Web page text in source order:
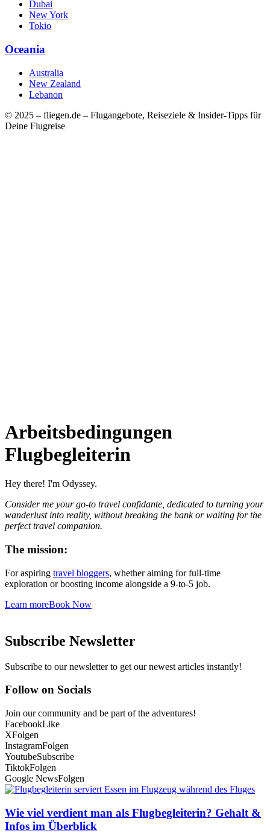
Dubai
New York
Tokio
Oceania
Australia
New Zealand
Lebanon
© 2025 – fliegen.de – Flugangebote, Reiseziele & Insider-Tipps für
Deine Flugreise
Arbeitsbedingungen
Flugbegleiterin
Hey there! I'm Odyssey.
Consider me your go-to travel confidante, dedicated to turning your
wanderlust into reality, without breaking the bank or waiting for the
perfect travel companion.
The mission:
For aspiring travel bloggers, whether aiming for full-time
exploration or boosting income alongside a 9-to-5 job.
Learn moreBook Now
Subscribe Newsletter
Subscribe to our newsletter to get our newest articles instantly!
Follow on Socials
Join our community and be part of the adventures!
FacebookLike
XFolgen
InstagramFolgen
YoutubeSubscribe
TiktokFolgen
Google NewsFolgen
Wie viel verdient man als Flugbegleiterin? Gehalt &
Infos im Überblick